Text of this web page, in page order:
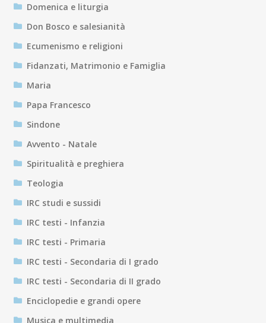
Domenica e liturgia
Don Bosco e salesianità
Ecumenismo e religioni
Fidanzati, Matrimonio e Famiglia
Maria
Papa Francesco
Sindone
Avvento - Natale
Spiritualità e preghiera
Teologia
IRC studi e sussidi
IRC testi - Infanzia
IRC testi - Primaria
IRC testi - Secondaria di I grado
IRC testi - Secondaria di II grado
Enciclopedie e grandi opere
Musica e multimedia